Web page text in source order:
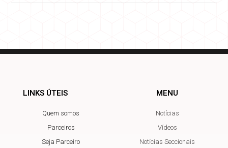
LINKS ÚTEIS
Quem somos
Parceiros
Seja Parceiro
MENU
Notícias
Vídeos
Notícias Seccionais